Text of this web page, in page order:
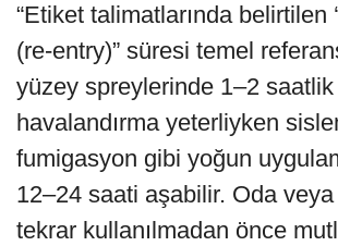
“Etiket talimatlarında belirtilen
(re-entry)” süresi temel
yüzey spreylerinde 1–2 saatlik
havalandırma yeterliyken
fumigasyon gibi yoğun
12–24 saati aşabilir. Oda
tekrar kullanılmadan önce